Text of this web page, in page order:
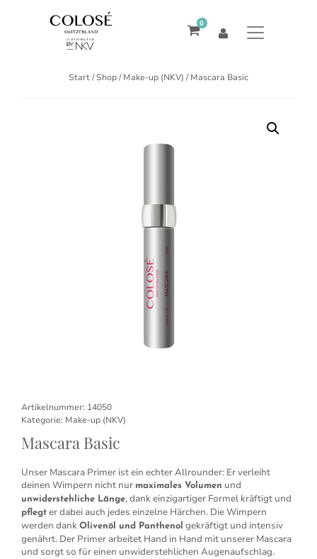
0
Start/Shop/Make-up (NKV) / Mascara Basic
Artikelnummer: 14050
Kategorie: Make-up (NKV)
Mascara Basic
Unser Mascara Primer ist ein echter Allrounder: Er verleiht
deinen Wimpern nicht nur maximales Volumen und
unwiderstehliche Länge, dank einzigartiger Formel kräftigt und
pflegt er dabei auch jedes einzelne Härchen. Die Wimpern
werden dank Olivenöl und Panthenol gekräftigt und intensiv
genährt. Der Primer arbeitet Hand in Hand mit unserer Mascara
und sorgt so für einen unwiderstehlichen Augenaufschlag.